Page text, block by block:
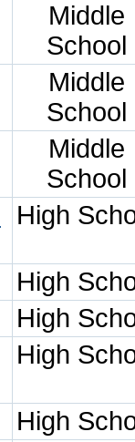
Middle
School
Middle
School
Middle
School
High
High
High
High
High